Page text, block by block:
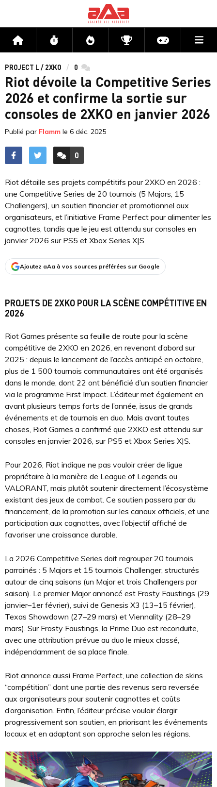
Accueil Flux Directs CompétitionsActu jeux
PROJECT L / 2XKO 0 commentaires
Riot dévoile la Competitive Series
2026 et confirme la sortie sur
consoles de 2XKO en janvier 2026
Publié par Flamm le 6 déc. 2025
ACCÉDER AUX
0
COMMENTAIRES
Riot détaille ses projets compétitifs pour 2XKO en 2026 :
une Competitive Series de 20 tournois (5 Majors, 15
Challengers), un soutien financier et promotionnel aux
organisateurs, et l’initiative Frame Perfect pour alimenter les
cagnottes, tandis que le jeu est attendu sur consoles en
janvier 2026 sur PS5 et Xbox Series X|S.
Ajoutez aAa à vos sources préférées sur Google
PROJETS DE 2XKO POUR LA SCÈNE COMPÉTITIVE EN
2026
Riot Games présente sa feuille de route pour la scène
compétitive de 2XKO en 2026, en revenant d’abord sur
2025 : depuis le lancement de l’accès anticipé en octobre,
plus de 1 500 tournois communautaires ont été organisés
dans le monde, dont 22 ont bénéficié d’un soutien financier
via le programme First Impact. L’éditeur met également en
avant plusieurs temps forts de l’année, issus de grands
événements et de tournois en duo. Mais avant toutes
choses, Riot Games a confirmé que 2XKO est attendu sur
consoles en janvier 2026, sur PS5 et Xbox Series X|S.
Pour 2026, Riot indique ne pas vouloir créer de ligue
propriétaire à la manière de League of Legends ou
VALORANT, mais plutôt soutenir directement l’écosystème
existant des jeux de combat. Ce soutien passera par du
financement, de la promotion sur les canaux officiels, et une
participation aux cagnottes, avec l’objectif affiché de
favoriser une croissance durable.
La 2026 Competitive Series doit regrouper 20 tournois
parrainés : 5 Majors et 15 tournois Challenger, structurés
autour de cinq saisons (un Major et trois Challengers par
saison). Le premier Major annoncé est Frosty Faustings (29
janvier–1er février), suivi de Genesis X3 (13–15 février),
Texas Showdown (27–29 mars) et Viennality (28–29
mars). Sur Frosty Faustings, la Prime Duo est reconduite,
avec une attribution prévue au duo le mieux classé,
indépendamment de sa place finale.
Riot annonce aussi Frame Perfect, une collection de skins
“compétition” dont une partie des revenus sera reversée
aux organisateurs pour soutenir cagnottes et coûts
d’organisation. Enfin, l’éditeur précise vouloir élargir
progressivement son soutien, en priorisant les événements
locaux et en adaptant son approche selon les régions.